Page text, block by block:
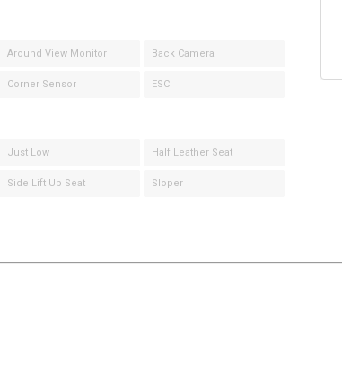
Around View Monitor Back Camera
Corner Sensor ESC
Just Low Half Leather Seat
Side Lift Up Seat Sloper